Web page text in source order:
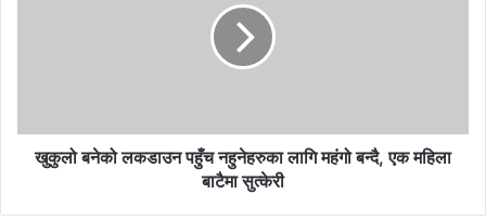
खुकुलो बनेको लकडाउन पहुँच नहुनेहरुका लागि महंगो बन्दै, एक महिला
बाटैमा सुत्केरी